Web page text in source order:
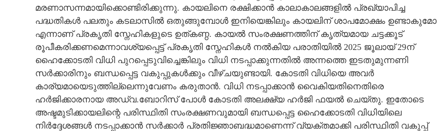
CONTACT US
മരണാസന്നമായിക്കൊണ്ടിരിക്കുന്നു. കായലിനെ രക്ഷിക്കാൻ കാലാകാലങ്ങളിൽ പ്രഖ്യാപിച്ച
പദ്ധതികൾ പലതും കടലാസിൽ ഒതുങ്ങുമ്പോൾ ഇനിയെങ്കിലും കായലിന് ശാപമോക്ഷം ഉണ്ടാകുമോ
എന്നാണ് പ്രകൃതി സ്നേഹികളുടെ ഉത്കണ്ഠ. കായൽ സംരക്ഷണത്തിന് കൃത്യമായ ചട്ടക്കൂട്
രൂപീകരിക്കണമെന്നാവശ്യപ്പെട്ട് പ്രകൃതി സ്നേഹികൾ നൽകിയ പരാതിയിൽ 2025 ജൂലായ് 29ന്
ഹൈക്കോടതി വിധി പുറപ്പെടുവിച്ചെങ്കിലും വിധി നടപ്പാക്കുന്നതിൽ അന്നത്തെ ഇടതുമുന്നണി
സർക്കാരിനും ബന്ധപ്പെട്ട വകുപ്പുകൾക്കും വീഴ്ചയുണ്ടായി. കോടതി വിധിയെ അവർ
കാര്യമായെടുത്തില്ലെന്നുവേണം കരുതാൻ. വിധി നടപ്പാക്കാൻ വൈകിയതിനെതിരെ
ഹർജിക്കാരനായ അ‌ഡ്വ.ബോറിസ് പോൾ കോടതി അലക്ഷ്യ ഹർജി ഫയൽ ചെയ്തു. ഇതോടെ
അഷ്ടമുടിക്കായലിന്റെ പരിസ്ഥിതി സംരക്ഷണവുമായി ബന്ധപ്പെട്ട ഹൈക്കോടതി വിധിയിലെ
നിർദ്ദേശങ്ങൾ നടപ്പാക്കാൻ സർക്കാർ പ്രതിജ്ഞാബദ്ധമാണെന്ന് വ്യക്തമാക്കി പരിസ്ഥിതി വകുപ്പ്